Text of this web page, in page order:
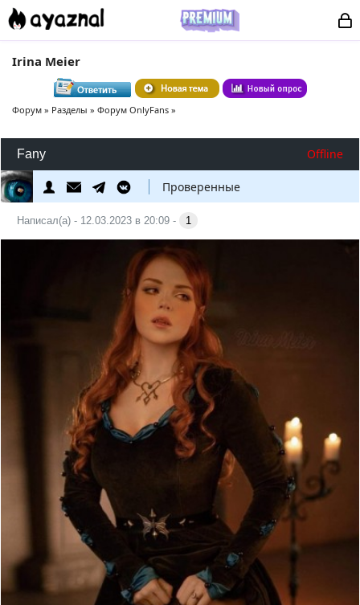
Irina Meier
Форум » Разделы » Форум OnlyFans »
Fany Offline
Проверенные
Написал(а) - 12.03.2023 в 20:09 - 1